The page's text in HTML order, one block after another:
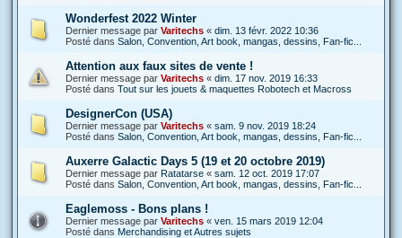
Wonderfest 2022 Winter
Dernier message par Varitechs « dim. 13 févr. 2022 10:36
Posté dans Salon, Convention, Art book, mangas, dessins, Fan-fic...
Attention aux faux sites de vente !
Dernier message par Varitechs « dim. 17 nov. 2019 16:33
Posté dans Tout sur les jouets & maquettes Robotech et Macross
DesignerCon (USA)
Dernier message par Varitechs « sam. 9 nov. 2019 18:24
Posté dans Salon, Convention, Art book, mangas, dessins, Fan-fic...
Auxerre Galactic Days 5 (19 et 20 octobre 2019)
Dernier message par Ratatarse « sam. 12 oct. 2019 17:07
Posté dans Salon, Convention, Art book, mangas, dessins, Fan-fic...
Eaglemoss - Bons plans !
Dernier message par Varitechs « ven. 15 mars 2019 12:04
Posté dans Merchandising et Autres sujets